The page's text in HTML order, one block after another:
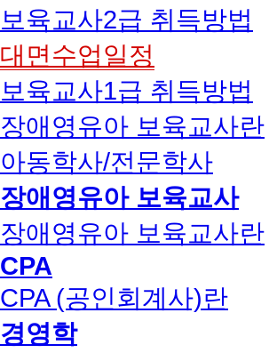
보육교사2급 취득방법
대면수업일정
보육교사1급 취득방법
장애영유아 보육교사란
아동학사/전문학사
장애영유아 보육교사
장애영유아 보육교사란
CPA
CPA (공인회계사)란
경영학